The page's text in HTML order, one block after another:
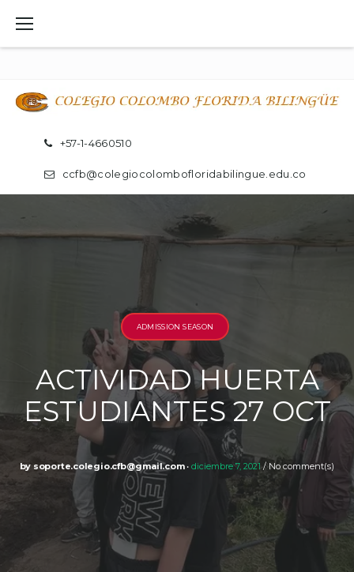
content
+57-1-4660510
ccfb@colegiocolombofloridabilingue.edu.co
ADMISSION SEASON
ACTIVIDAD HUERTA
ESTUDIANTES 27 OCT
by soporte.colegio.cfb@gmail.com diciembre 7, 2021 No comment(s)